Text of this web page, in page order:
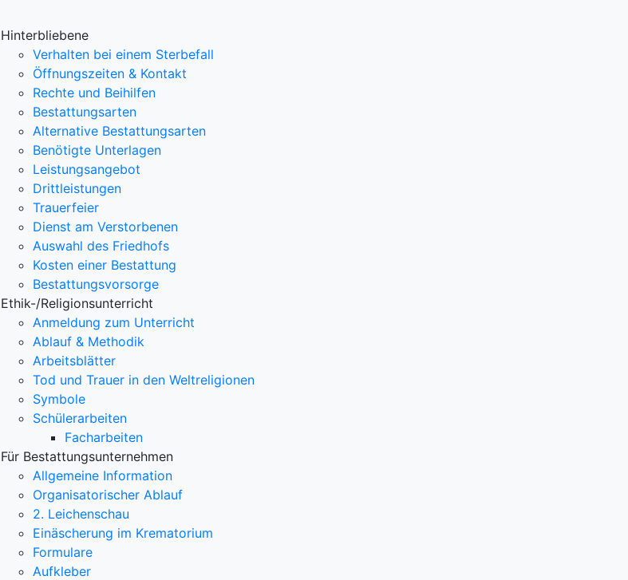
Hinterbliebene
Verhalten bei einem Sterbefall
Öffnungszeiten & Kontakt
Rechte und Beihilfen
Bestattungsarten
Alternative Bestattungsarten
Benötigte Unterlagen
Leistungsangebot
Drittleistungen
Trauerfeier
Dienst am Verstorbenen
Auswahl des Friedhofs
Kosten einer Bestattung
Bestattungsvorsorge
Ethik-/Religionsunterricht
Anmeldung zum Unterricht
Ablauf & Methodik
Arbeitsblätter
Tod und Trauer in den Weltreligionen
Symbole
Schülerarbeiten
Facharbeiten
Für Bestattungsunternehmen
Allgemeine Information
Organisatorischer Ablauf
2. Leichenschau
Einäscherung im Krematorium
Formulare
Aufkleber